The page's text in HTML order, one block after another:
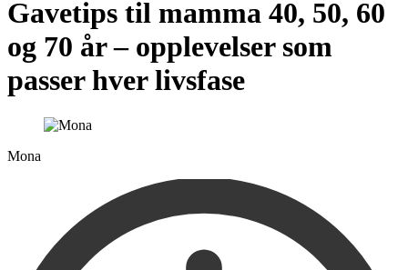
Gavetips til mamma 40, 50, 60
og 70 år – opplevelser som
passer hver livsfase
Mona